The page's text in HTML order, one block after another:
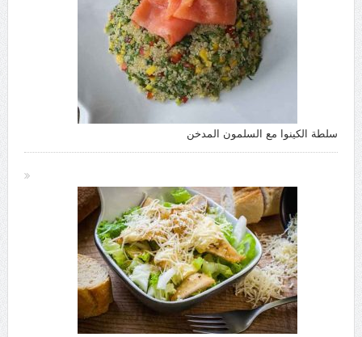
سلطة الكينوا مع السلمون المدخن